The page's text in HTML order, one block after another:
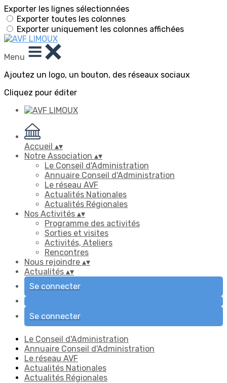
Exporter les lignes sélectionnées
Exporter toutes les colonnes
Exporter uniquement les colonnes affichées
Menu
Ajoutez un logo, un bouton, des réseaux sociaux
Cliquez pour éditer
Accueil ▴▾
Notre Association ▴▾
Le Conseil d'Administration
Annuaire Conseil d'Administration
Le réseau AVF
Actualités Nationales
Actualités Régionales
Nos Activités ▴▾
Programme des activités
Sorties et visites
Activités, Ateliers
Rencontres
Nous rejoindre ▴▾
Actualités ▴▾
Se connecter
Se connecter
Le Conseil d'Administration
Annuaire Conseil d'Administration
Le réseau AVF
Actualités Nationales
Actualités Régionales